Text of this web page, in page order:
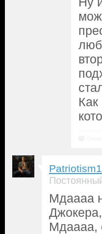
Мдаааа
Мдаааа,